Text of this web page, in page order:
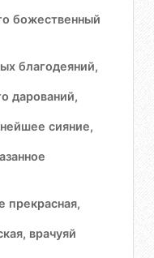
божественный
благодеяний,
дарований,
сияние,
прекрасная,
врачуяй